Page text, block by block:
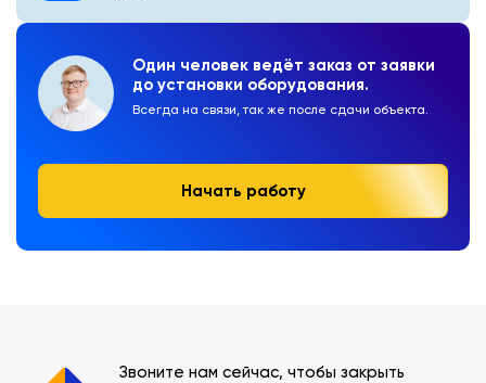
Один человек ведёт заказ от заявки
до установки оборудования.
Всегда на связи, так же после сдачи объекта.
Начать работу
Звоните нам сейчас, чтобы закрыть